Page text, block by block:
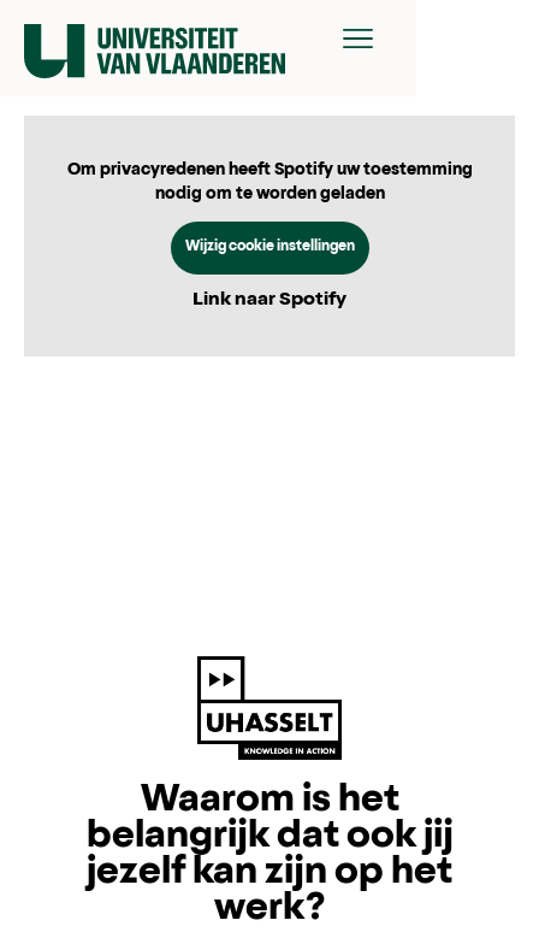
Om privacyredenen heeft Spotify uw toestemming
nodig om te worden geladen
Wijzig cookie instellingen
Link naar Spotify
Waarom is het
belangrijk dat ook jij
jezelf kan zijn op het
werk?